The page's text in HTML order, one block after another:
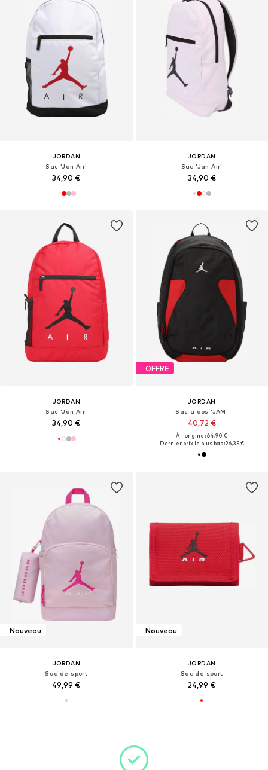
JORDAN
Sac 'Jan Air'
34,90 €
JORDAN
Sac 'Jan Air'
34,90 €
JORDAN
Sac 'Jan Air'
34,90 €
OFFRE
JORDAN
Sac à dos 'JAM'
40,72 €
À l'origine : 64,90 €
Dernier prix le plus bas :26,35 €
Nouveau
JORDAN
Sac de sport
49,99 €
Nouveau
JORDAN
Sac de sport
24,99 €